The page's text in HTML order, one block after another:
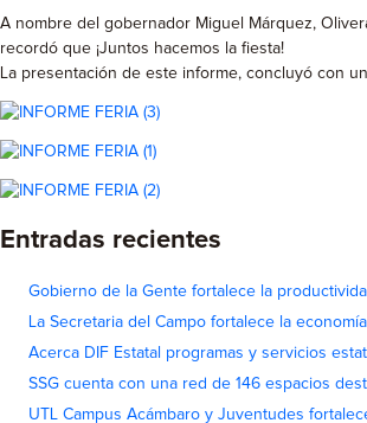
A nombre del gobernador Miguel Márquez,
recordó que ¡Juntos hacemos la fiesta!
La presentación de este informe, concluyó con
Entradas recientes
Gobierno de la Gente fortalece la
La Secretaria del Campo fortalece la
Acerca DIF Estatal programas y servicios
SSG cuenta con una red de 146 espacios
UTL Campus Acámbaro y Juventudes